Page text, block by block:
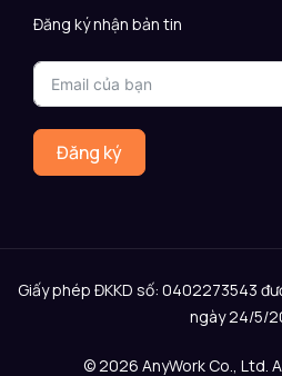
Đăng ký nhận bản tin
Đăng ký
Giấy phép ĐKKD số: 0402273543
ngày 24/5/
© 2026 AnyWork Co., Ltd.